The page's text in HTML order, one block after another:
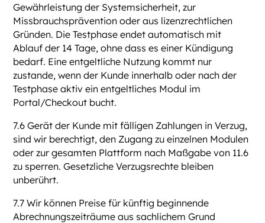
Gewährleistung der Systemsicherheit, zur
Missbrauchsprävention oder aus lizenzrechtlichen
Gründen. Die Testphase endet automatisch mit
Ablauf der 14 Tage, ohne dass es einer Kündigung
bedarf. Eine entgeltliche Nutzung kommt nur
zustande, wenn der Kunde innerhalb oder nach der
Testphase aktiv ein entgeltliches Modul im
Portal/Checkout bucht.
7.6 Gerät der Kunde mit fälligen Zahlungen in Verzug,
sind wir berechtigt, den Zugang zu einzelnen Modulen
oder zur gesamten Plattform nach Maßgabe von 11.6
zu sperren. Gesetzliche Verzugsrechte bleiben
unberührt.
7.7 Wir können Preise für künftig beginnende
Abrechnungszeiträume aus sachlichem Grund